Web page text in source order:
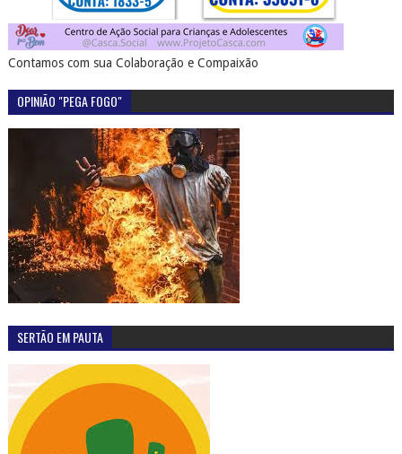
Contamos com sua Colaboração e Compaixão
OPINIÃO "PEGA FOGO"
SERTÃO EM PAUTA